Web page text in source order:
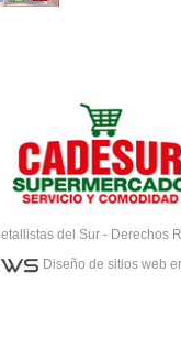
del Sur - Derechos
Diseño de sitios web